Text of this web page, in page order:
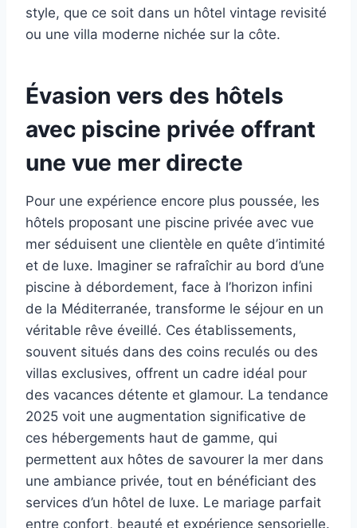
style, que ce soit dans un hôtel vintage revisité
ou une villa moderne nichée sur la côte.
Évasion vers des hôtels
avec piscine privée offrant
une vue mer directe
Pour une expérience encore plus poussée, les
hôtels proposant une piscine privée avec vue
mer séduisent une clientèle en quête d’intimité
et de luxe. Imaginer se rafraîchir au bord d’une
piscine à débordement, face à l’horizon infini
de la Méditerranée, transforme le séjour en un
véritable rêve éveillé. Ces établissements,
souvent situés dans des coins reculés ou des
villas exclusives, offrent un cadre idéal pour
des vacances détente et glamour. La tendance
2025 voit une augmentation significative de
ces hébergements haut de gamme, qui
permettent aux hôtes de savourer la mer dans
une ambiance privée, tout en bénéficiant des
services d’un hôtel de luxe. Le mariage parfait
entre confort, beauté et expérience sensorielle.